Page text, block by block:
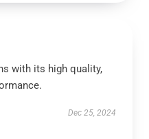
with its high quality,
Dec 25, 2024